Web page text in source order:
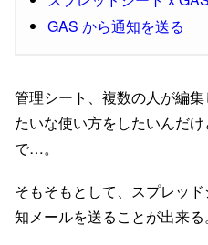
GAS から通知を送る
管理シート、複数の人が編
たいな使い方をしたいんだ
で…。
そもそもとして、スプレッ
知メールを送ることが出来る。